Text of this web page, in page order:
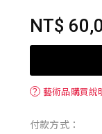
NT$
？ 藝術品購買說
付款方式：